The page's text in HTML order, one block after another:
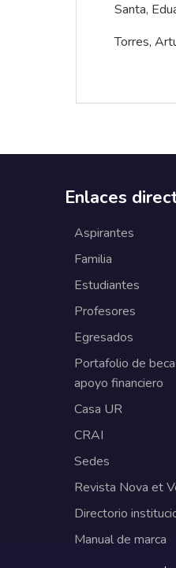
Santa,
Torres,
Enlaces
Aspirantes
Familia
Estudiantes
Profesores
Egresados
Portafolio de
apoyo financiero
Casa UR
CRAI
Sedes
Revista Nova et
Directorio
Manual de marca